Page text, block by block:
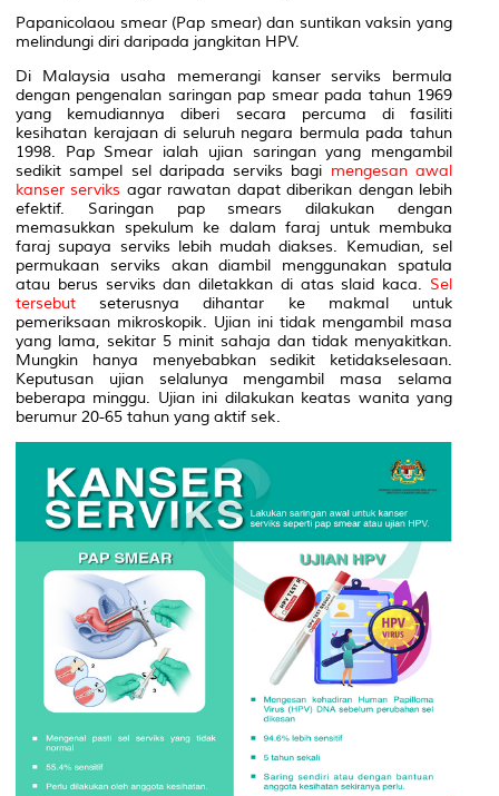
Papanicolaou smear (Pap smear)dan suntikan vaksin yang
melindungi diri daripada jangkitan HPV.
Di Malaysia usaha memerangi kanser serviks bermula
dengan pengenalan saringan pap smear pada tahun 1969
yang kemudiannya diberi secara percuma di fasiliti
kesihatan kerajaan di seluruh negara bermula pada tahun
1998. Pap Smear ialah ujian saringanyang mengambil
sedikit sampel sel daripada serviks bagi mengesan awal
kanser serviks agar rawatan dapat diberikan dengan lebih
efektif. Saringan pap smears dilakukan dengan
memasukkan spekulum ke dalam faraj untuk membuka
faraj supaya serviks lebih mudah diakses. Kemudian, sel
permukaan serviks akan diambil menggunakan spatula
atau berus serviks dan diletakkan di atas slaid kaca. Sel
tersebut seterusnya dihantar ke makmal untuk
pemeriksaan mikroskopik. Ujian ini tidak mengambil masa
yang lama, sekitar 5 minit sahaja dan tidak menyakitkan.
Mungkin hanya menyebabkan sedikit ketidakselesaan.
Keputusan ujian selalunya mengambil masa selama
beberapa minggu. Ujian ini dilakukan keatas wanita yang
berumur 20-65 tahun yang aktif sek.